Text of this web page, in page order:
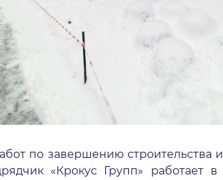
по завершению строительства
«Крокус Групп» работает